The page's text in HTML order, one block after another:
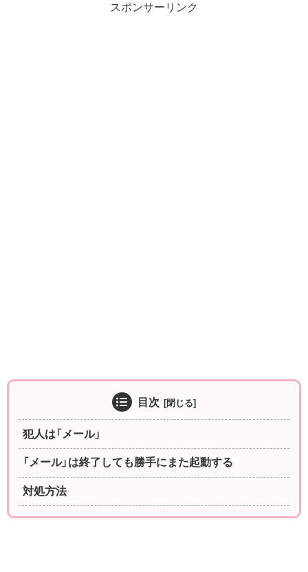
スポンサーリンク
目次
犯人は「メール」
「メール」は終了しても勝手にまた起動する
対処方法